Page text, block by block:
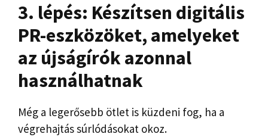
3. lépés: Készítsen digitális
PR-eszközöket, amelyeket
az újságírók azonnal
használhatnak
Még a legerősebb ötlet is küzdeni fog, ha a
végrehajtás súrlódásokat okoz.